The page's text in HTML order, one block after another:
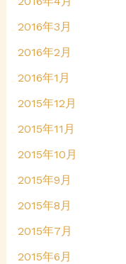
2016年3月
2016年2月
2016年1月
2015年12月
2015年11月
2015年10月
2015年9月
2015年8月
2015年7月
2015年6月